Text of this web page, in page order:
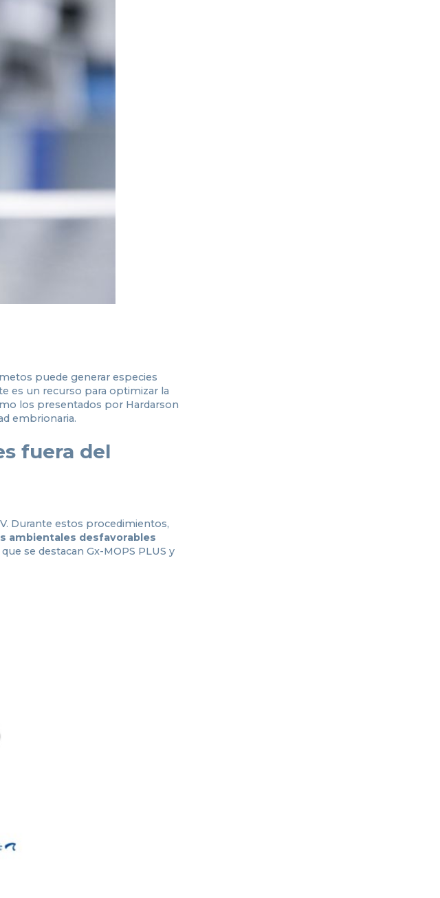
puede generar especies
es un recurso para optimizar la
los presentados por Hardarson
embrionaria.
fuera del
Durante estos procedimientos,
ambientales desfavorables
se destacan Gx-MOPS PLUS y